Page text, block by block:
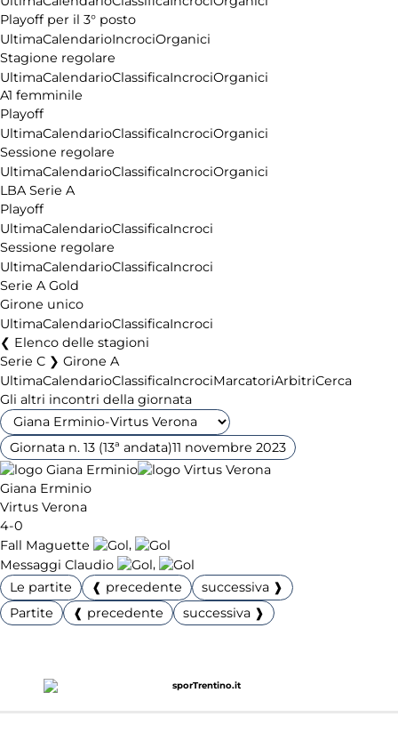
Playoff per il 3° posto
UltimaCalendarioIncrociOrganici
Stagione regolare
UltimaCalendarioClassificaIncrociOrganici
A1 femminile
Playoff
UltimaCalendarioClassificaIncrociOrganici
Sessione regolare
UltimaCalendarioClassificaIncrociOrganici
LBA Serie A
Playoff
UltimaCalendarioClassificaIncroci
Sessione regolare
UltimaCalendarioClassificaIncroci
Serie A Gold
Girone unico
UltimaCalendarioClassificaIncroci
Elenco delle stagioni
Serie C ❯ Girone A
UltimaCalendarioClassificaIncrociMarcatoriArbitriCerca
Gli altri incontri della giornata
Giornata n. 13 (13ª andata)11 novembre 2023
Giana Erminio
Virtus Verona
4-0
Fall Maguette
,
Messaggi Claudio
,
Le partite
❰ precedente
successiva ❱
Partite
❰ precedente successiva ❱